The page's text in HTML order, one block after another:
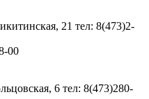
21 тел: 8(473)2-
00
6 тел: 8(473)280-